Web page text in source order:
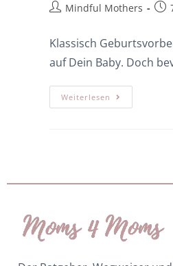
Mindful Mothers
Klassisch
auf Dein Baby. Doch
Weiterlesen